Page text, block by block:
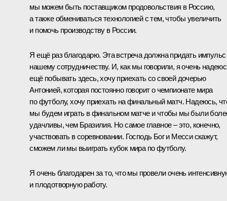
мы можем быть поставщиком продовольствия в Россию,
а также обмениваться технологией с тем, чтобы увеличить
и помочь производству в России.
Я ещё раз благодарю. Эта встреча должна придать импульс
нашему сотрудничеству. И, как мы говорили, я очень
ещё побывать здесь, хочу приехать со своей дочерью
Антонией, которая постоянно говорит о чемпионате мира
по футболу, хочу приехать на финальный матч. Надеюсь,
мы будем играть в финальном матче и чтобы мы были
удачливы, чем Бразилия. Но самое главное – это, конечно,
участвовать в соревновании. Господь Бог и Месси скажут,
сможем ли мы выиграть кубок мира по футболу.
Я очень благодарен за то, что мы провели очень
и плодотворную работу.